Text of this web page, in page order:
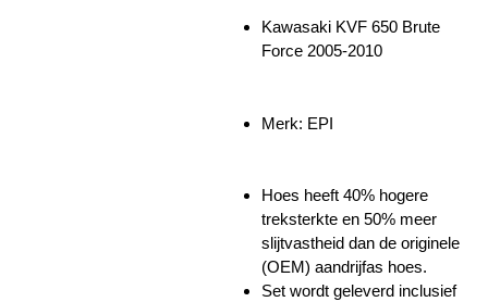
Kawasaki KVF 650 Brute
Force 2005-2010
Merk: EPI
Hoes heeft 40% hogere
treksterkte en 50% meer
slijtvastheid dan de originele
(OEM) aandrijfas hoes.
Set wordt geleverd inclusief